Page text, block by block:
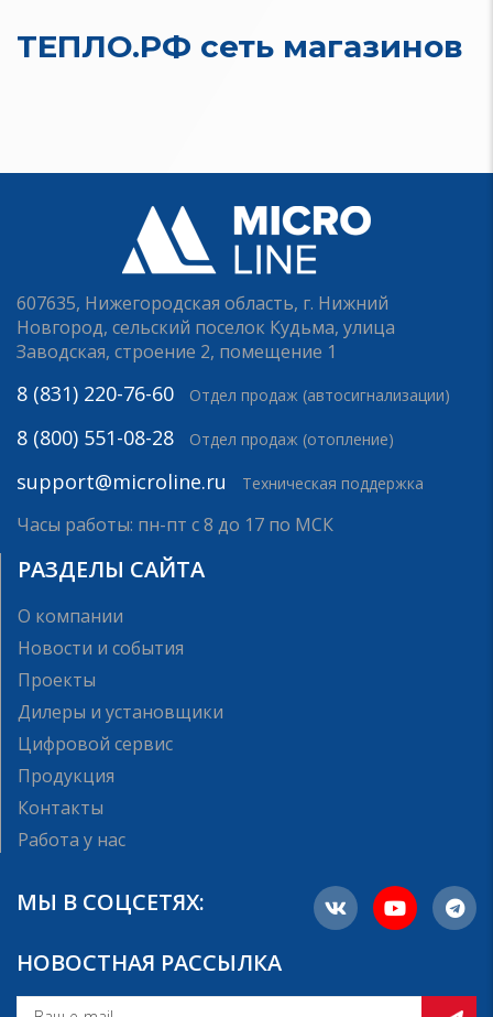
ТЕПЛО.РФ сеть магазинов
607635, Нижегородская область, г. Нижний
Новгород, сельский поселок Кудьма, улица
Заводская, строение 2, помещение 1
8 (831) 220-76-60 Отдел продаж (автосигнализации)
8 (800) 551-08-28 Отдел продаж (отопление)
support@microline.ru Техническая поддержка
Часы работы: пн-пт с 8 до 17 по МСК
РАЗДЕЛЫ САЙТА
О компании
Новости и события
Проекты
Дилеры и установщики
Цифровой сервис
Продукция
Контакты
Работа у нас
МЫ В СОЦСЕТЯХ:
НОВОСТНАЯ РАССЫЛКА